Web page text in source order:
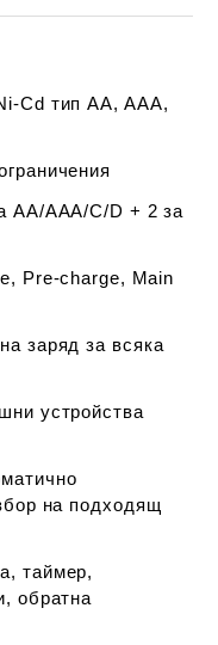
Cd тип AA, AAA,
AA/AAA/C/D + 2 за
Pre-charge, Main
заряд за всяка
устройства
на подходящ
таймер,
обратна